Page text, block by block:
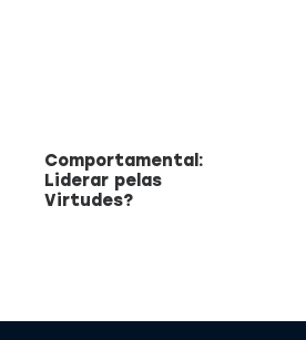
Comportamental:
Liderar pelas
Virtudes?